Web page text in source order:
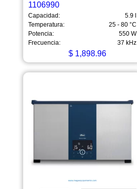
1106990
Capacidad:
5.9 l
Temperatura:
25 - 80 °C
Potencia:
550 W
Frecuencia:
37 kHz
$1,898.96